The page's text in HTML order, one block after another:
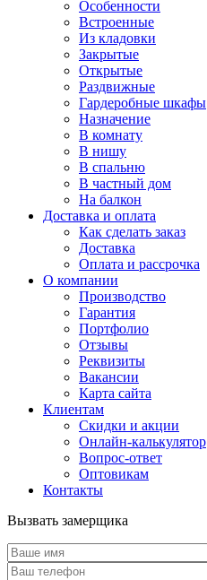
Особенности
Встроенные
Из кладовки
Закрытые
Открытые
Раздвижные
Гардеробные шкафы
Назначение
В комнату
В нишу
В спальню
В частный дом
На балкон
Доставка и оплата
Как сделать заказ
Доставка
Оплата и рассрочка
О компании
Производство
Гарантия
Портфолио
Отзывы
Реквизиты
Вакансии
Карта сайта
Клиентам
Скидки и акции
Онлайн-калькулятор
Вопрос-ответ
Оптовикам
Контакты
Вызвать замерщика